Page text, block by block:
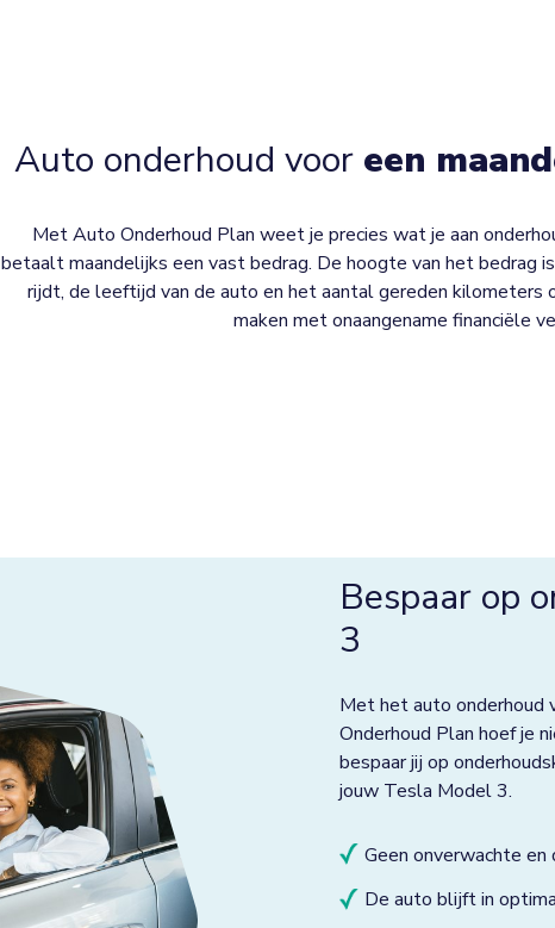
Auto onderhoud voor een
Met Auto Onderhoud Plan weet je precies wat je aan
betaalt maandelijks een vast bedrag. De hoogte van het bedrag
rijdt, de leeftijd van de auto en het aantal gereden kilometers
maken met onaangename financiële
Bespaar op
3
Met het auto onderhoud
Onderhoud Plan hoef je
bespaar jij op
jouw Tesla Model 3.
Geen onverwachte
De auto blijft in